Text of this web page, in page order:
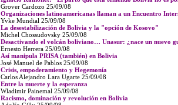
Grover Cardozo 25/09/08
Organizaciones latinoamericanas llaman a un Encuentro
Yvke Mundial 25/09/08
La desestabilización de Bolivia y la "opción de Kosovo"
Michel Chossudovsky 25/09/08
Desactivando el volcán boliviano… Unasur: ¿nace un nuevo
Ernesto Herrera 25/09/08
Así manipula PRISA (también) en Bolivia
José Manuel de Pablos 25/09/08
Crisis, empoderamiento y Hegemonía
Carlos Alejandro Lara Ugarte 25/09/08
Entre la muerte y la esperanza
Wladimir Painemal 25/09/08
Racismo, dominación y revolución en Bolivia